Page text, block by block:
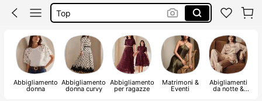
Copri Costumi Donna Mare
Costumi Mare Donna
Abbigliamento
donna
Abbigliamento
donna curvy
Abbigliamento
per ragazze
Matrimoni &
Eventi
Abigliamenti
da notte &